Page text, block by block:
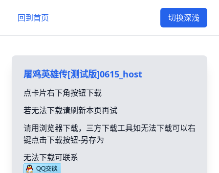
回到首页 切换深浅
屠鸡英雄传[测试版]0615_host
点卡片右下角按钮下载
若无法下载请刷新本页再试
请用浏览器下载，三方下载工具如无法下载可以右
键点击下载按钮-另存为
无法下载可联系